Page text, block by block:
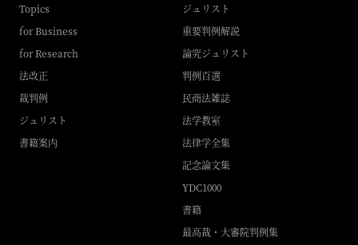
Topics
for Business
for Research
法改正
裁判例
ジュリスト
書籍案内
ジュリスト
重要判例解説
論究ジュリスト
判例百選
民商法雑誌
法学教室
法律学全集
記念論文集
YDC1000
書籍
最高裁・大審院判例集